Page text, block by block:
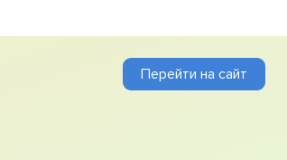
Перейти на сайт